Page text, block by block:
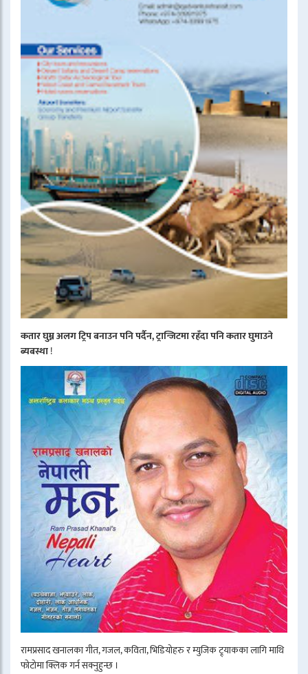
कतार घुम्न अलग ट्रिप बनाउन पनि पर्दैन, ट्रान्जिटमा रहँदा पनि कतार घुमाउने
ब्यबस्था!
रामप्रसाद खनालका गीत, गजल, कविता, भिडियोहरु र म्युजिक ट्र्याकका लागि माथि
फोटोमा क्लिक गर्न सक्नुहुन्छ ।